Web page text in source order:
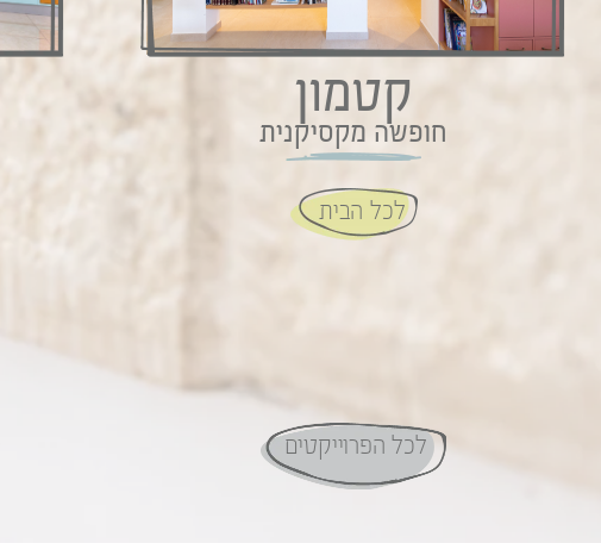
קטמון
חופשה מקסיקנית
לכל הבית
לכל הפרוייקטים